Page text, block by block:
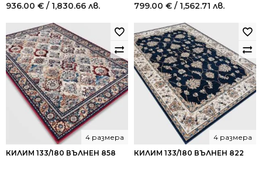
936.00 € / 1,830.66 лв. 799.00 € / 1,562.71 лв.
КИЛИМ 133/180 ВЪЛНЕН 858
4 размера
КИЛИМ 133/180 ВЪЛНЕН 822
4 размера